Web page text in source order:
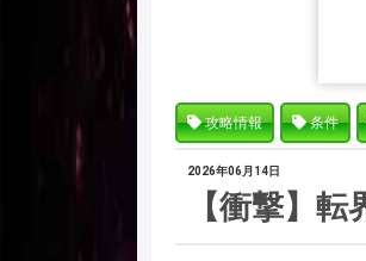
攻略情報 条件
2026年06月14日
【衝撃】